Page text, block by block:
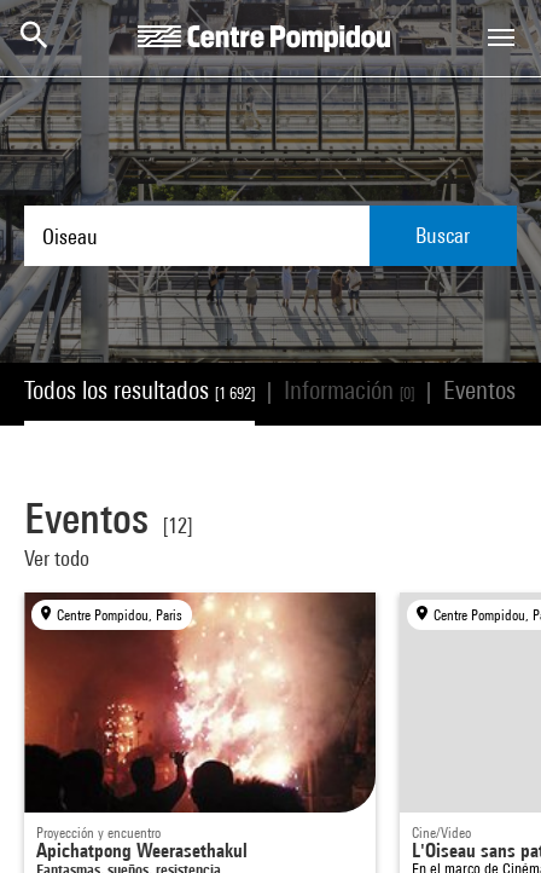
Skip to main content
Centre Pompidou
Buscar
Todos los resultados [1 692] Información [0] Eventos
Eventos
[12]
Ver todo
Centre Pompidou, Paris
Proyección y encuentro
Apichatpong Weerasethakul
Centre Pompidou,
Cine/Video
L'Oiseau sans
En el marco de